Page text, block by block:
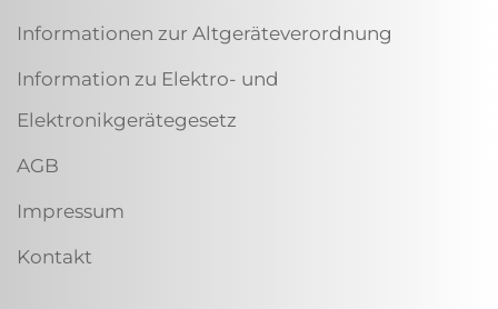
Informationen zur Altgeräteverordnung
Information zu Elektro- und
Elektronikgerätegesetz
AGB
Impressum
Kontakt